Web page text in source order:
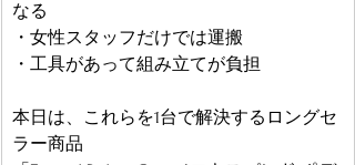
なる
・女性スタッフだけでは運搬
・工具があって組み立てが負担
本日は、これらを1台で解決するロングセ
ラー商品